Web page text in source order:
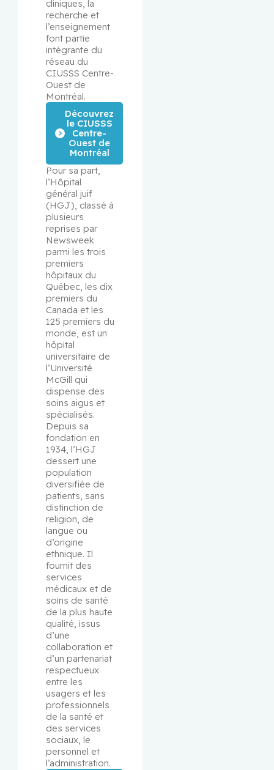
cliniques, la
recherche et
l’enseignement
font partie
intégrante du
réseau du
CIUSSS Centre-
Ouest de
Montréal.
Découvrez
le CIUSSS
Centre-
Ouest de
Montréal
Pour sa part,
l’Hôpital
général juif
(HGJ), classé à
plusieurs
reprises par
Newsweek
parmi les trois
premiers
hôpitaux du
Québec, les dix
premiers du
Canada et les
125 premiers du
monde, est un
hôpital
universitaire de
l’Université
McGill qui
dispense des
soins aigus et
spécialisés.
Depuis sa
fondation en
1934, l’HGJ
dessert une
population
diversifiée de
patients, sans
distinction de
religion, de
langue ou
d’origine
ethnique. Il
fournit des
services
médicaux et de
soins de santé
de la plus haute
qualité, issus
d’une
collaboration et
d’un partenariat
respectueux
entre les
usagers et les
professionnels
de la santé et
des services
sociaux, le
personnel et
l’administration.